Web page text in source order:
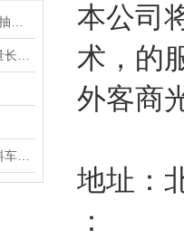
本公司
术，的
外客商
地址：
：